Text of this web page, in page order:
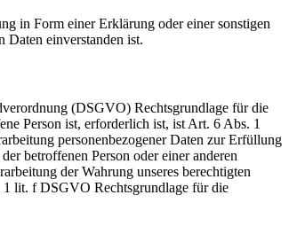
in Form einer Erklärung oder einer sonstigen
Daten einverstanden ist.
(DSGVO) Rechtsgrundlage für die
Person ist, erforderlich ist, ist Art. 6 Abs. 1
personenbezogener Daten zur Erfüllung
betroffenen Person oder einer anderen
der Wahrung unseres berechtigten
1 lit. f DSGVO Rechtsgrundlage für die